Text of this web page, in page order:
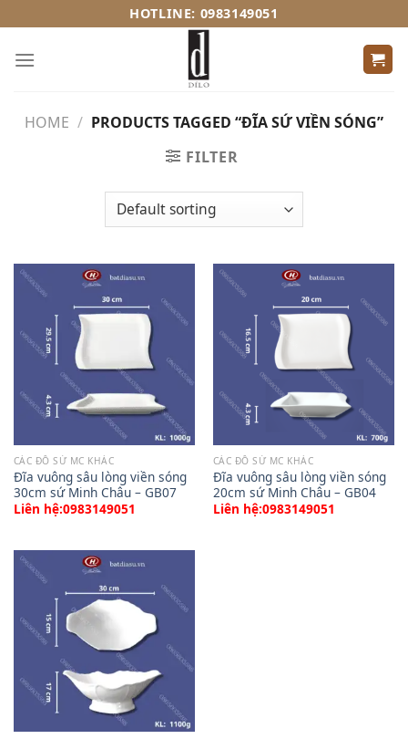
to
content
HOTLINE: 0983149051
HOME / PRODUCTS TAGGED “ĐĨA SỨ VIỀN SÓNG”
FILTER
CÁC ĐỒ SỨ MC KHÁC
Đĩa vuông sâu lòng viền sóng
30cm sứ Minh Châu – GB07
Liên hệ:0983149051
CÁC ĐỒ SỨ MC KHÁC
Đĩa vuông sâu lòng viền sóng
20cm sứ Minh Châu – GB04
Liên hệ:0983149051